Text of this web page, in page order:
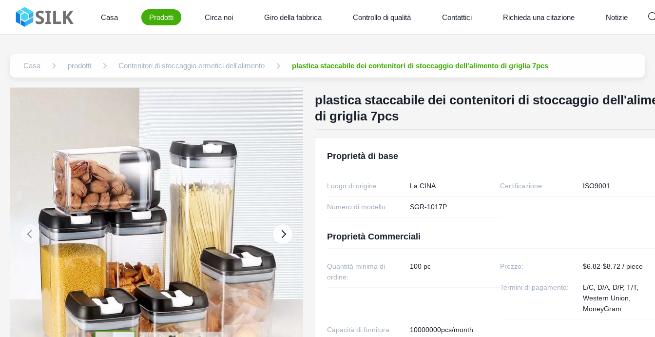
Casa Prodotti Circa noi Giro della fabbrica Controllo di qualità Contattici Richieda una citazione Notizie
Casa prodotti Contenitori di stoccaggio ermetici dell'alimento plastica staccabile dei contenitori di stoccaggio dell'alimento di griglia 7pcs
plastica staccabile dei contenitori di stoccaggio
di griglia 7pcs
Proprietà di base
Luogo di origine: La CINA Certificazione: ISO9001
Numero di modello: SGR-1017P
Proprietà Commerciali
Quantità minima di
ordine:
100 pc Prezzo: $6.82-$8.72 / piece
Termini di pagamento:
L/C, D/A, D/P, T/T,
Western Union,
MoneyGram
Capacità di fornitura: 10000000pcs/month